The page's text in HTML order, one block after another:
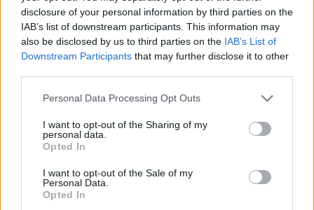
disclosure of your personal information by third parties on the
IAB’s list of downstream participants. This information may
also be disclosed by us to third parties on the IAB’s List of
Downstream Participants that may further disclose it to other
Personal Data Processing Opt Outs
I want to opt-out of the Sharing of my
personal data.
Opted In
I want to opt-out of the Sale of my
Personal Data.
Opted In
VIIHDEUUTISET
Hämeensillan patsaat puettiin
suomirockiin